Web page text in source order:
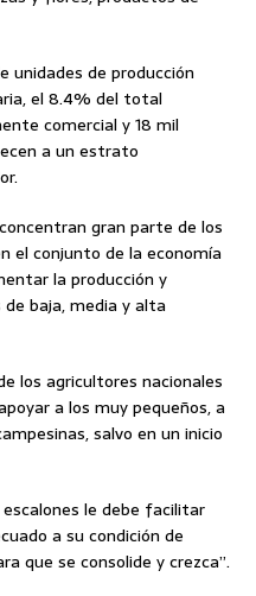
unidades de producción
el 8.4% del total
comercial y 18 mil
a un estrato
gran parte de los
el conjunto de la economía
la producción y
baja, media y alta
los agricultores nacionales
a los muy pequeños, a
salvo en un inicio
le debe facilitar
a su condición de
que se consolide y crezca”.